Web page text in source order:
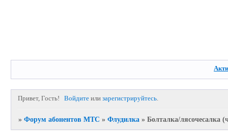
Привет, Гость! Войдите илизарегистрируйтесь.
»Форум абонентов МТС »Флудилка »Болталка/лясочесалка